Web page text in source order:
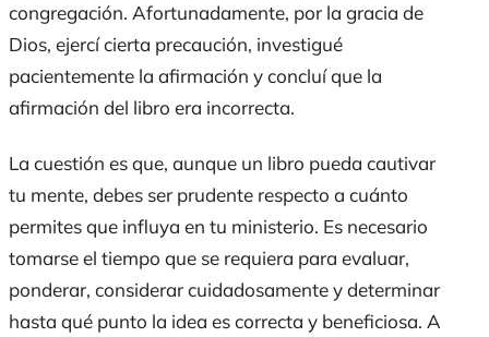
congregación. Afortunadamente, por la gracia de
Dios, ejercí cierta precaución, investigué
pacientemente la afirmación y concluí que la
afirmación del libro era incorrecta.
La cuestión es que, aunque un libro pueda cautivar
tu mente, debes ser prudente respecto a cuánto
permites que influya en tu ministerio. Es necesario
tomarse el tiempo que se requiera para evaluar,
ponderar, considerar cuidadosamente y determinar
hasta qué punto la idea es correcta y beneficiosa. A